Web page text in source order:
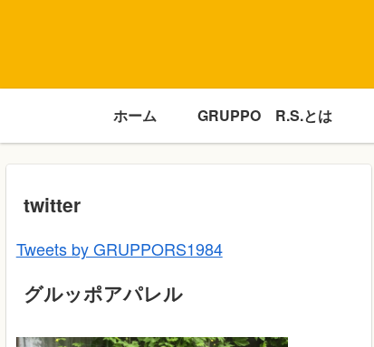
ホーム GRUPPO R.S.とは
twitter
Tweets by GRUPPORS1984
グルッポアパレル